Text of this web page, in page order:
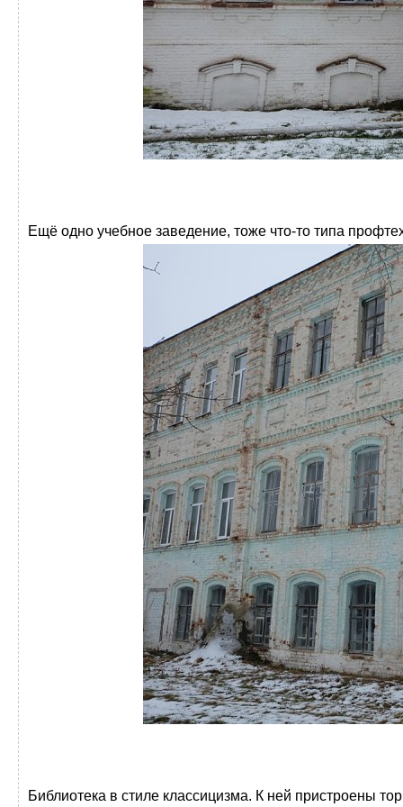
Ещё одно учебное заведение, тоже что-то типа
Библиотека в стиле классицизма. К ней пристроены